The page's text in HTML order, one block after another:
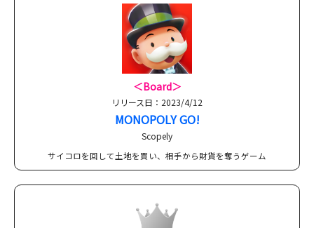
＜Board＞
リリース日：2023/4/12
MONOPOLY GO!
Scopely
サイコロを回して土地を買い、相手から財貨を奪うゲーム